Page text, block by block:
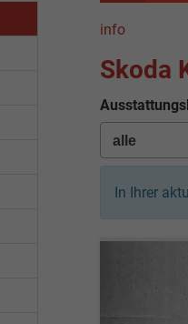
info
Skoda
In Ihrer